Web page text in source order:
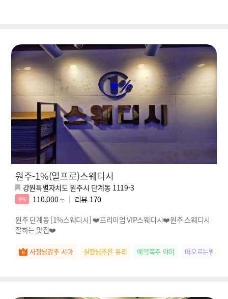
원주-1%(일프로)스웨디시
강원특별자치도 원주시 단계동 1119-3
9% 110,000 ~ 리뷰 170
원주 단계동 [1%스웨디시] ❤️프리미엄 VIP스웨디시❤️원주 스웨디시
잘하는 맛집❤️
사장님강추 시아 실장님추천 유리 예약폭주 야미 떠오르는별 미호